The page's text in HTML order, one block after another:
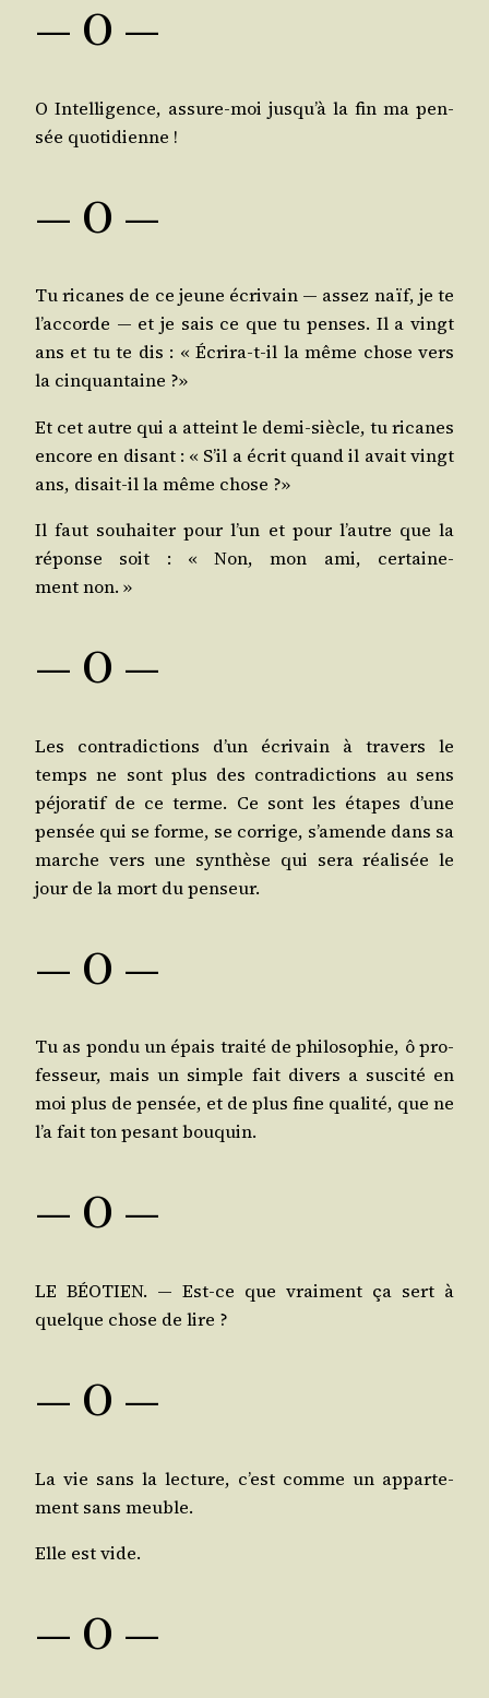
— O —
O Intel­li­gence, assure-moi jus­qu’à la fin ma pen­
sée quotidienne !
— O —
Tu ricanes de ce jeune écri­vain ― assez naïf, je te
l’ac­corde ― et je sais ce que tu penses. Il a vingt
ans et tu te dis : « Écri­ra-t-il la même chose vers
la cinquantaine ?»
Et cet autre qui a atteint le demi-siècle, tu ricanes
encore en disant : « S’il a écrit quand il avait vingt
ans, disait-il la même chose ?»
Il faut sou­hai­ter pour l’un et pour l’autre que la
réponse soit : « Non, mon ami, cer­tai­ne­
ment non. »
— O —
Les contra­dic­tions d’un écri­vain à tra­vers le
temps ne sont plus des contra­dic­tions au sens
péjo­ra­tif de ce terme. Ce sont les étapes d’une
pen­sée qui se forme, se cor­rige, s’a­mende dans sa
marche vers une syn­thèse qui sera réa­li­sée le
jour de la mort du penseur.
— O —
Tu as pon­du un épais trai­té de phi­lo­so­phie, ô pro­
fes­seur, mais un simple fait divers a sus­ci­té en
moi plus de pen­sée, et de plus fine qua­li­té, que ne
l’a fait ton pesant bouquin.
— O —
LE BÉOTIEN. ― Est-ce que vrai­ment ça sert à
quelque chose de lire ?
— O —
La vie sans la lec­ture, c’est comme un appar­te­
ment sans meuble.
Elle est vide.
— O —